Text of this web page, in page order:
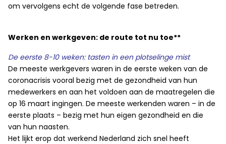
om vervolgens echt de volgende fase betreden.
Werken en werkgeven: de route tot nu toe**
De eerste 8-10 weken: tasten in een plotselinge mist
De meeste werkgevers waren in de eerste weken van de
coronacrisis vooral bezig met de gezondheid van hun
medewerkers en aan het voldoen aan de maatregelen die
op 16 maart ingingen. De meeste werkenden waren – in de
eerste plaats – bezig met hun eigen gezondheid en die
van hun naasten.
Het lijkt erop dat werkend Nederland zich snel heeft